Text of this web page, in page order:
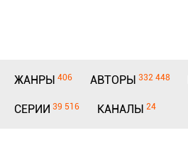
ЖАНРЫ 406 АВТОРЫ 332 448
СЕРИИ 39 516 КАНАЛЫ 24